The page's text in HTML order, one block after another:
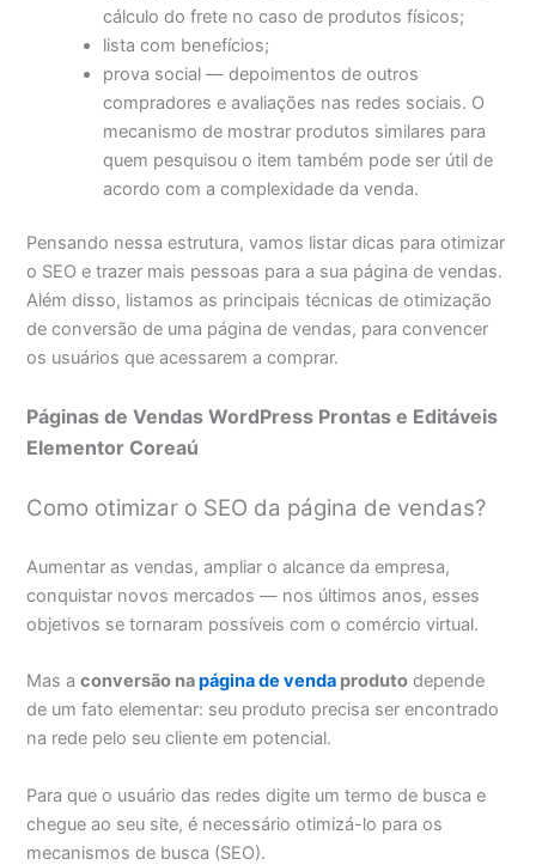
cálculo do frete no caso de produtos físicos;
lista com benefícios;
prova social — depoimentos de outros
compradores e avaliações nas redes sociais. O
mecanismo de mostrar produtos similares para
quem pesquisou o item também pode ser útil de
acordo com a complexidade da venda.
Pensando nessa estrutura, vamos listar dicas para otimizar
o SEO e trazer mais pessoas para a sua página de vendas.
Além disso, listamos as principais técnicas de otimização
de conversão de uma página de vendas, para convencer
os usuários que acessarem a comprar.
Páginas de Vendas WordPress Prontas e Editáveis
Elementor Coreaú
Como otimizar o SEO da página de vendas?
Aumentar as vendas, ampliar o alcance da empresa,
conquistar novos mercados — nos últimos anos, esses
objetivos se tornaram possíveis com o comércio virtual.
Mas aconversão napágina de venda produto depende
de um fato elementar: seu produto precisa ser encontrado
na rede pelo seu cliente em potencial.
Para que o usuário das redes digite um termo de busca e
chegue ao seu site, é necessário otimizá-lo para os
mecanismos de busca (SEO).